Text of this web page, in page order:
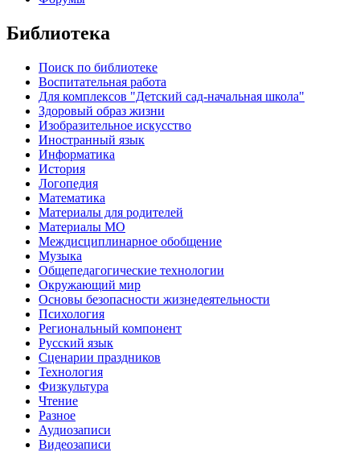
Библиотека
Поиск по библиотеке
Воспитательная работа
Для комплексов "Детский сад-начальная школа"
Здоровый образ жизни
Изобразительное искусство
Иностранный язык
Информатика
История
Логопедия
Математика
Материалы для родителей
Материалы МО
Междисциплинарное обобщение
Музыка
Общепедагогические технологии
Окружающий мир
Основы безопасности жизнедеятельности
Психология
Региональный компонент
Русский язык
Сценарии праздников
Технология
Физкультура
Чтение
Разное
Аудиозаписи
Видеозаписи